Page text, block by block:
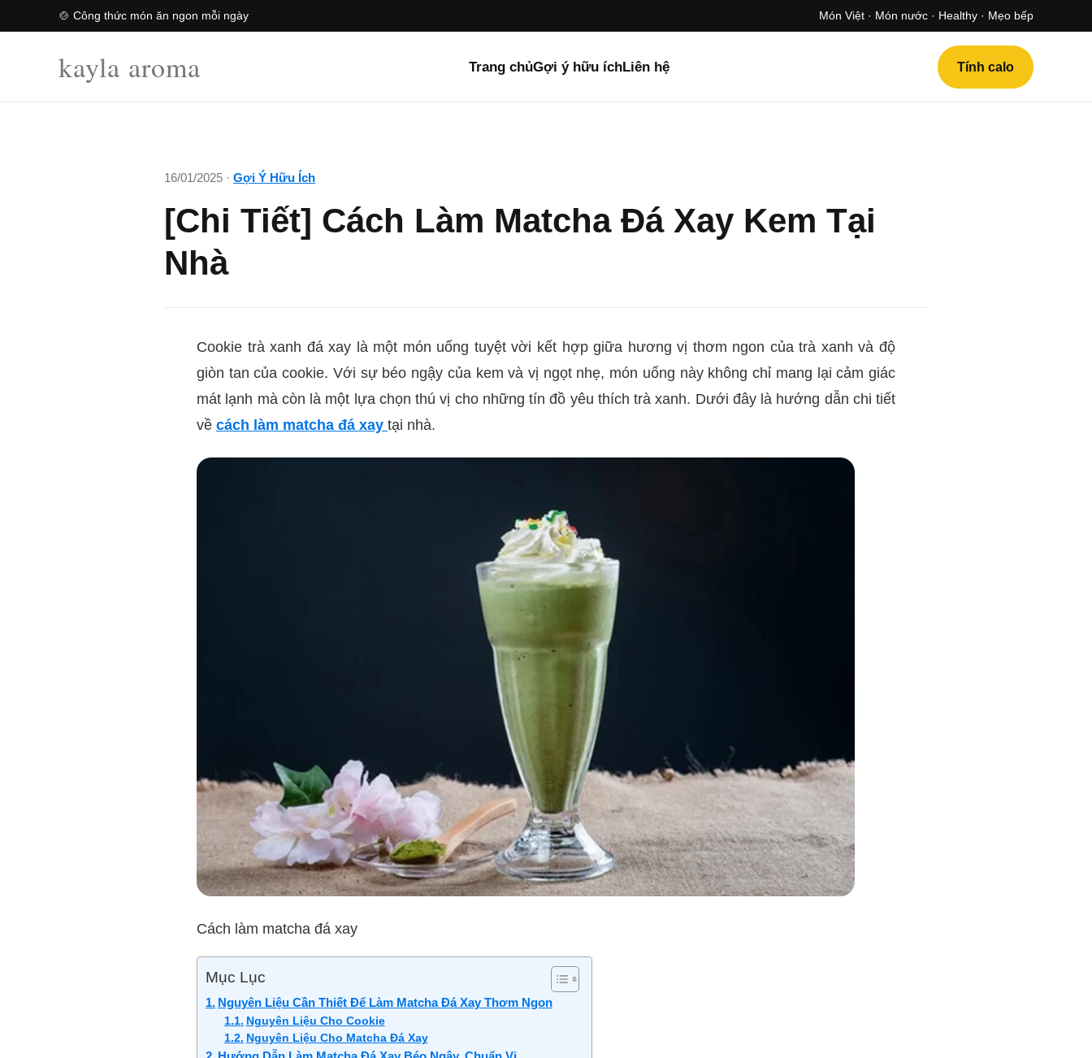
🍲 Công thức món ăn ngon mỗi ngày Món Việt · Món nước · Healthy · Mẹo bếp
kayla aroma Trang chủGợi ý hữu íchLiên hệ Tính calo
16/01/2025 · Gợi Ý Hữu Ích
[Chi Tiết] Cách Làm Matcha Đá Xay Kem Tại
Nhà
Cookie trà xanh đá xay là một món uống tuyệt vời kết hợp giữa hương vị thơm ngon của trà xanh và độ
giòn tan của cookie. Với sự béo ngậy của kem và vị ngọt nhẹ, món uống này không chỉ mang lại cảm giác
mát lạnh mà còn là một lựa chọn thú vị cho những tín đồ yêu thích trà xanh. Dưới đây là hướng dẫn chi tiết
về cách làm matcha đá xay tại nhà.
Cách làm matcha đá xay
Mục Lục
Nguyên Liệu Cần Thiết Để Làm Matcha Đá Xay Thơm Ngon
Nguyên Liệu Cho Cookie
Nguyên Liệu Cho Matcha Đá Xay